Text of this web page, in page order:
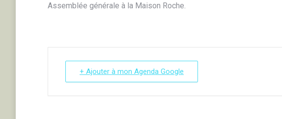
Assemblée générale à la Maison Roche.
+ Ajouter à mon Agenda Google